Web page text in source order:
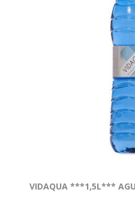
VIDAQUA ***1,5L***